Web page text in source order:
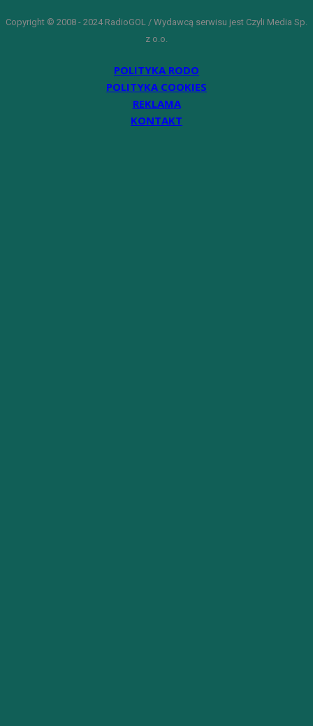
Copyright © 2008 - 2024 RadioGOL / Wydawcą serwisu jest Czyli Media Sp.
z o.o.
POLITYKA RODO
POLITYKA COOKIES
REKLAMA
KONTAKT